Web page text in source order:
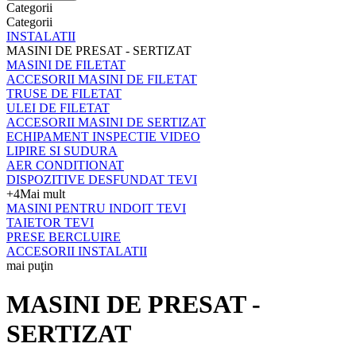
Categorii
Categorii
INSTALATII
MASINI DE PRESAT - SERTIZAT
MASINI DE FILETAT
ACCESORII MASINI DE FILETAT
TRUSE DE FILETAT
ULEI DE FILETAT
ACCESORII MASINI DE SERTIZAT
ECHIPAMENT INSPECTIE VIDEO
LIPIRE SI SUDURA
AER CONDITIONAT
DISPOZITIVE DESFUNDAT TEVI
+4Mai mult
MASINI PENTRU INDOIT TEVI
TAIETOR TEVI
PRESE BERCLUIRE
ACCESORII INSTALATII
mai puţin
MASINI DE PRESAT -
SERTIZAT